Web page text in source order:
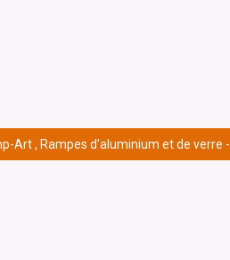
Art , Rampes d'aluminium et de verre -